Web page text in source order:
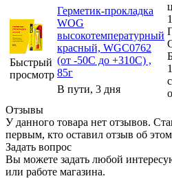
Быстрый
просмотр
Герметик-прокладка
WOG
высокотемпературный
красный, WGC0762
(от -50С до +310С) ,
85г
В пути, 3 дня
Отзывы
У данного товара нет отзывов.
первым, кто оставил отзыв об
Задать вопрос
Вы можете задать любой
или работе магазина.